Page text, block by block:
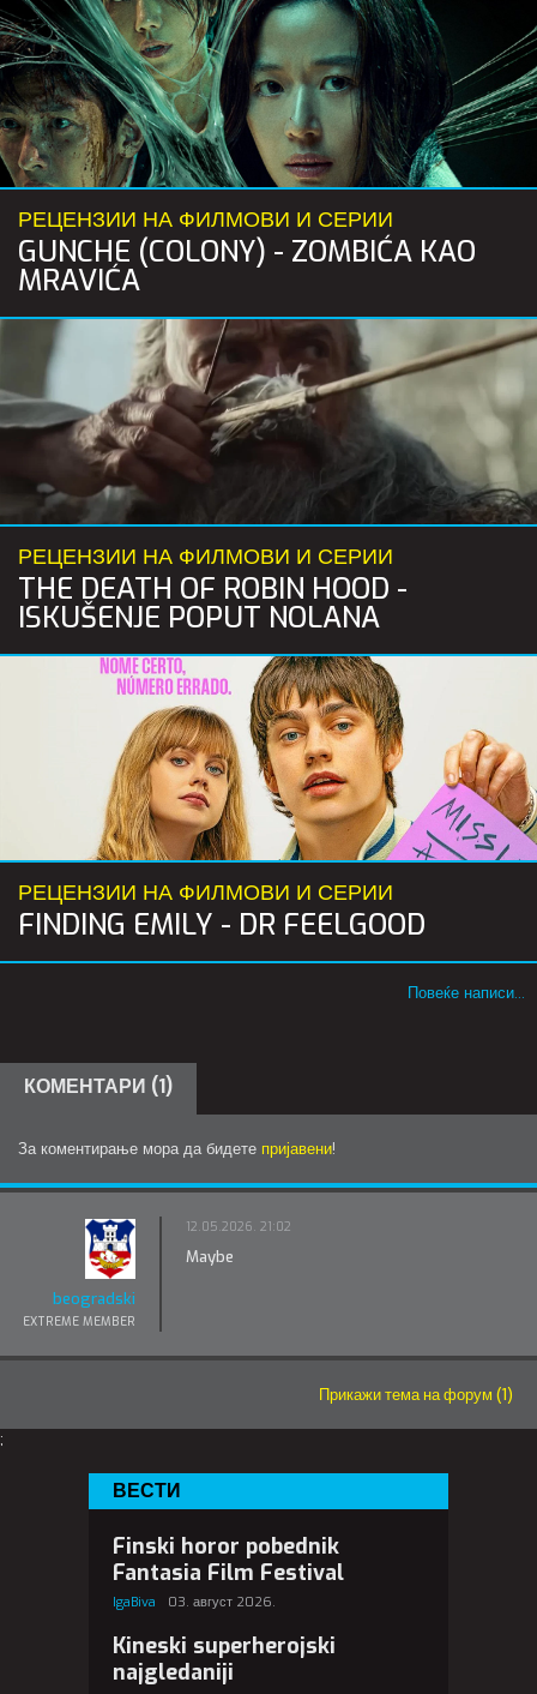
РЕЦЕНЗИИ НА ФИЛМОВИ И СЕРИИ
GUNCHE (COLONY) - ZOMBIĆA KAO
MRAVIĆA
РЕЦЕНЗИИ НА ФИЛМОВИ И СЕРИИ
THE DEATH OF ROBIN HOOD -
ISKUŠENJE POPUT NOLANA
РЕЦЕНЗИИ НА ФИЛМОВИ И СЕРИИ
FINDING EMILY - DR FEELGOOD
Повеќе написи...
КОМЕНТАРИ (1)
За коментирање мора да бидете пријавени!
beogradski
EXTREME MEMBER
12.05.2026. 21:02
Maybe
Прикажи тема на форум (1)
;
ВЕСТИ
Finski horor pobednik
Fantasia Film Festival
IgaBiva 03. август 2026.
Kineski superherojski
najgledaniji